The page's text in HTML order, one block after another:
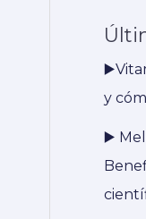
y
▶️